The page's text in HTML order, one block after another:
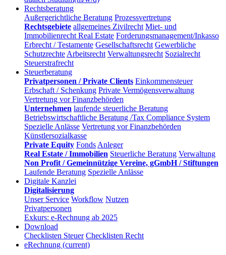
Rechtsberatung
Außergerichtliche Beratung Prozessvertretung
Rechtsgebiete allgemeines Zivilrecht Miet- und
Immobilienrecht Real Estate Forderungsmanagement/Inkasso
Erbrecht / Testamente Gesellschaftsrecht Gewerbliche
Schutzrechte Arbeitsrecht Verwaltungsrecht Sozialrecht
Steuerstrafrecht
Steuerberatung
Privatpersonen / Private Clients Einkommensteuer
Erbschaft / Schenkung Private Vermögensverwaltung
Vertretung vor Finanzbehörden
Unternehmen laufende steuerliche Beratung
Betriebswirtschaftliche Beratung /Tax Compliance System
Spezielle Anlässe Vertretung vor Finanzbehörden
Künstlersozialkasse
Private Equity Fonds Anleger
Real Estate / Immobilien Steuerliche Beratung Verwaltung
Non Profit / Gemeinnützige Vereine, gGmbH / Stiftungen
Laufende Beratung Spezielle Anlässe
Digitale Kanzlei
Digitalisierung
Unser Service Workflow Nutzen
Privatpersonen
Exkurs: e-Rechnung ab 2025
Download
Checklisten Steuer Checklisten Recht
eRechnung (current)